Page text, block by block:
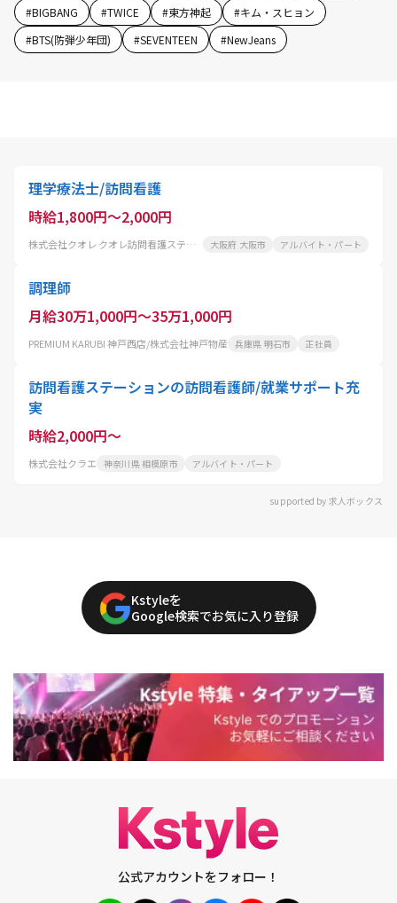
#BIGBANG #TWICE #東方神起 #キム・スヒョン
#BTS(防弾少年団) #SEVENTEEN #NewJeans
理学療法士/訪問看護
時給1,800円～2,000円
株式会社クオレ クオレ訪問看護ステーション千鳥橋 大阪府 大阪市 アルバイト・パート
調理師
月給30万1,000円～35万1,000円
PREMIUM KARUBI 神戸西店/株式会社神戸物産 兵庫県 明石市 正社員
訪問看護ステーションの訪問看護師/就業サポート充
実
時給2,000円～
株式会社クラエ 神奈川県 相模原市 アルバイト・パート
supported by 求人ボックス
Kstyleを
Google検索でお気に入り登録
公式アカウントをフォロー！